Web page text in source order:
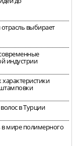
выбирает
индустрии
в Турции
в мире полимерного